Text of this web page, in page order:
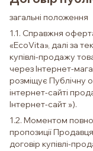
загальні положення
1.1. Справжня
«EcoVita», далі за
купівлі-продажу
через Інтернет-
розміщує Публічну
інтернет-сайті
Інтернет-сайт »).
1.2. Моментом
пропозиції
договір купівлі-